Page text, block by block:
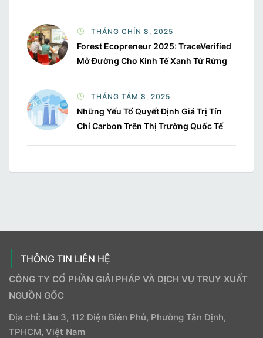
THÁNG CHÍN 8, 2025
Forest Ecopreneur 2025: TraceVerified
Mở Đường Cho Kinh Tế Xanh Từ Rừng
THÁNG TÁM 8, 2025
Những Yếu Tố Quyết Định Giá Trị Tín
Chỉ Carbon Trên Thị Trường Quốc Tế
THÔNG TIN LIÊN HỆ
CÔNG TY CỔ PHẦN GIẢI PHÁP VÀ DỊCH VỤ TRUY XUẤT
NGUỒN GỐC
Địa chỉ: Lầu 3, 112 Điện Biên Phủ, Phường Tân Định,
TPHCM, Việt Nam